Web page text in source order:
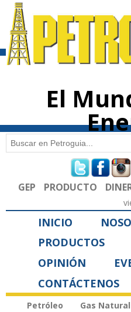
El
Formulario de
Buscar
GEP PRODUCTO
INICIO
PRODUCTOS
OPINIÓN
CONTÁCTENOS
Petróleo Gas Natural